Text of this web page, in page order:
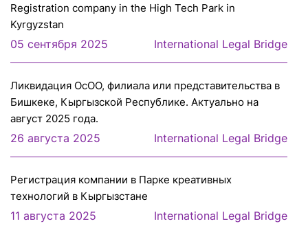
Registration company in the High Tech Park in
Kyrgyzstan
05 сентября 2025 International Legal Bridge
Ликвидация ОсОО, филиала или представительства в
Бишкеке, Кыргызской Республике. Актуально на
август 2025 года.
26 августа 2025 International Legal Bridge
Регистрация компании в Парке креативных
технологий в Кыргызстане
11 августа 2025 International Legal Bridge